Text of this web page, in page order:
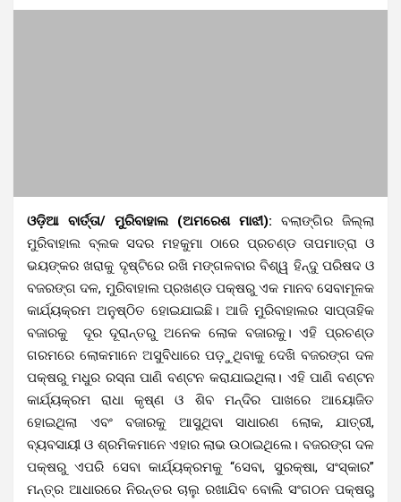
ଓଡ଼ିଆ ବାର୍ତ୍ତା/ ମୁରିବାହାଲ (ଅମରେଶ ମାଝୀ): ବଲାଙ୍ଗିର ଜିଲ୍ଲା
ମୁରିବାହାଲ ବ୍ଲକ ସଦର ମହକୁମା ଠାରେ ପ୍ରଚଣ୍ଡ ତାପମାତ୍ରା ଓ
ଭୟଙ୍କର ଖରାକୁ ଦୃଷ୍ଟିରେ ରଖି ମଙ୍ଗଳବାର ବିଶ୍ୱ ହିନ୍ଦୁ ପରିଷଦ ଓ
ବଜରଙ୍ଗ ଦଳ, ମୁରିବାହାଲ ପ୍ରଖଣ୍ଡ ପକ୍ଷରୁ ଏକ ମାନବ ସେବାମୂଳକ
କାର୍ଯ୍ୟକ୍ରମ ଅନୁଷ୍ଠିତ ହୋଇଯାଇଛି। ଆଜି ମୁରିବାହାଲର ସାପ୍ତାହିକ
ବଜାରକୁ ଦୂର ଦୂରାନ୍ତରୁ ଅନେକ ଲୋକ ବଜାରକୁ। ଏହି ପ୍ରଚଣ୍ଡ
ଗରମରେ ଲୋକମାନେ ଅସୁବିଧାରେ ପଡ଼ୁଥିବାକୁ ଦେଖି ବଜରଙ୍ଗ ଦଳ
ପକ୍ଷରୁ ମଧୁର ରସ୍ନା ପାଣି ବଣ୍ଟନ କରାଯାଇଥିଲା। ଏହି ପାଣି ବଣ୍ଟନ
କାର୍ଯ୍ୟକ୍ରମ ରାଧା କୃଷ୍ଣ ଓ ଶିବ ମନ୍ଦିର ପାଖରେ ଆୟୋଜିତ
ହୋଇଥିଲା ଏବଂ ବଜାରକୁ ଆସୁଥିବା ସାଧାରଣ ଲୋକ, ଯାତ୍ରୀ,
ବ୍ୟବସାୟୀ ଓ ଶ୍ରମିକମାନେ ଏହାର ଲାଭ ଉଠାଇଥିଲେ। ବଜରଙ୍ଗ ଦଳ
ପକ୍ଷରୁ ଏପରି ସେବା କାର୍ଯ୍ୟକ୍ରମକୁ “ସେବା, ସୁରକ୍ଷା, ସଂସ୍କାର”
ମନ୍ତ୍ର ଆଧାରରେ ନିରନ୍ତର ଚାଲୁ ରଖାଯିବ ବୋଲି ସଂଗଠନ ପକ୍ଷରୁ